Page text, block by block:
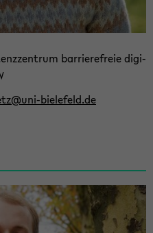
bar­rie­re­freie di­gi­
​bielefeld.de